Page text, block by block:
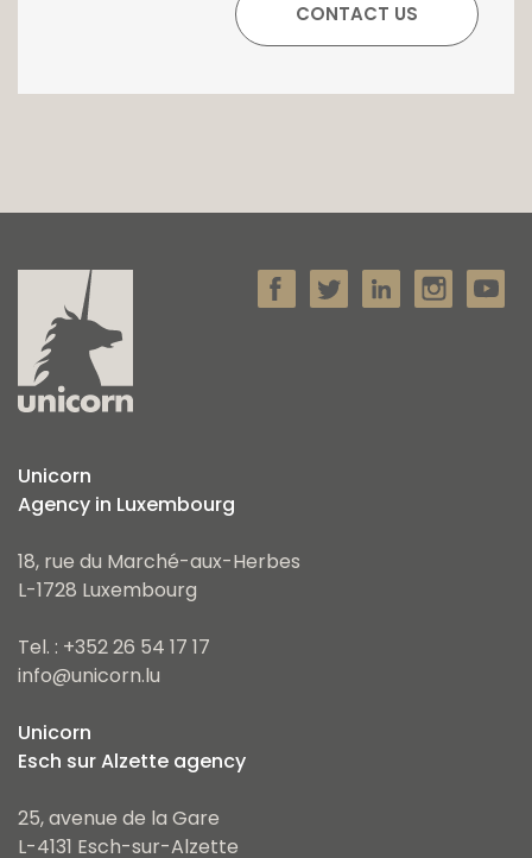
Unicorn
Agency in Luxembourg
18, rue du Marché-aux-Herbes
L-1728 Luxembourg
Tel. : +352 26 54 17 17
info@unicorn.lu
Unicorn
Esch sur Alzette agency
25, avenue de la Gare
L-4131 Esch-sur-Alzette